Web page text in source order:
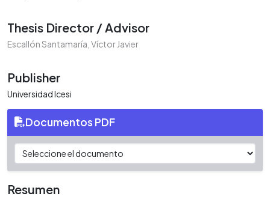
Thesis Director / Advisor
Escallón Santamaría, Víctor Javier
Publisher
Universidad Icesi
Documentos PDF
Resumen